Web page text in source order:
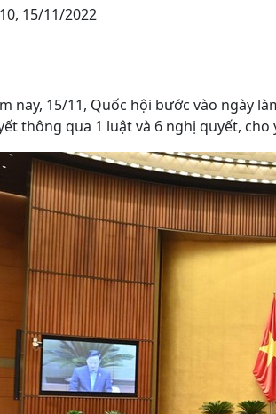
15/11/2022
nay, 15/11, Quốc hội bước vào ngày
thông qua 1 luật và 6 nghị quyết,